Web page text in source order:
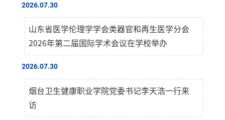
2026.07.30
山东省医学伦理学学会类器官和再生医学分会
2026年第二届国际学术会议在学校举办
2026.07.30
烟台卫生健康职业学院党委书记李天浩一行来
访